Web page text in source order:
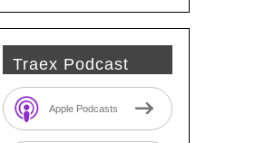
Traex Podcast
Apple Podcasts